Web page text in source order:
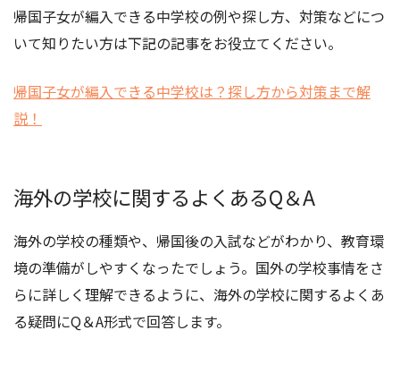
帰国子女が編入できる中学校の例や探し方、対策などにつ
いて知りたい方は下記の記事をお役立てください。
帰国子女が編入できる中学校は？探し方から対策まで解
説！
海外の学校に関するよくあるQ＆A
海外の学校の種類や、帰国後の入試などがわかり、教育環
境の準備がしやすくなったでしょう。国外の学校事情をさ
らに詳しく理解できるように、海外の学校に関するよくあ
る疑問にQ＆A形式で回答します。